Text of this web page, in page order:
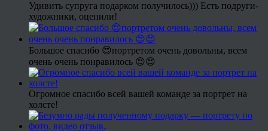
Удивить супруга подарком получилось))) Есть подруги-
художники, оценили!
Большое спасибо 😍портретом очень довольны, всем
очень очень понравилось 😍😍
Огромное спасибо всей вашей команде за портрет на
холсте!